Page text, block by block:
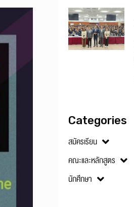
Categories
สมัครเรียน
คณะและหลักสูตร
นักศึกษา